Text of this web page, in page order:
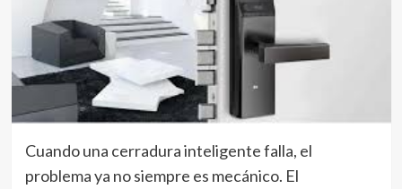
Cuando una cerradura inteligente falla, el
problema ya no siempre es mecánico. El